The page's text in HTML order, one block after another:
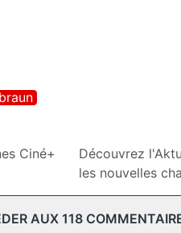
Ciné+
Découvrez
les nouvelles
AUX 118